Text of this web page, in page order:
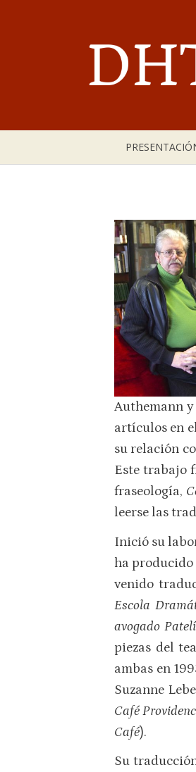
Authemann
artículos en
su relación
Este trabajo
fraseología,
leerse las
Inició su
ha producido
venido
Escola
avogado
piezas del
ambas en
Suzanne
Café
Café).
Su